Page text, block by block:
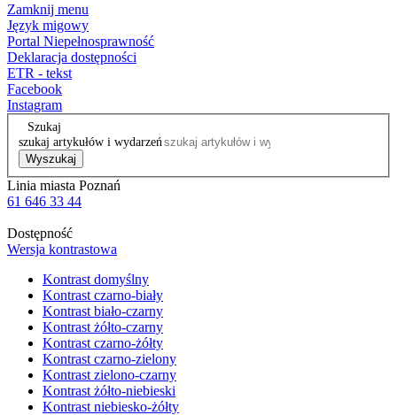
Zamknij menu
Język migowy
Portal Niepełnosprawność
Deklaracja dostępności
ETR - tekst
Facebook
Instagram
Szukaj
szukaj artykułów i wydarzeń
Wyszukaj
Linia miasta Poznań
61 646 33 44
Dostępność
Wersja kontrastowa
Kontrast domyślny
Kontrast czarno-biały
Kontrast biało-czarny
Kontrast żółto-czarny
Kontrast czarno-żółty
Kontrast czarno-zielony
Kontrast zielono-czarny
Kontrast żółto-niebieski
Kontrast niebiesko-żółty